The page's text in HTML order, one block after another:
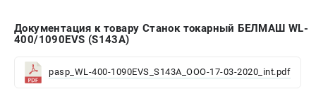
Документация к товару Станок токарный БЕЛМАШ WL-
400/1090EVS (S143A)
pasp_WL-400-1090EVS_S143A_OOO-17-03-2020_int.pdf